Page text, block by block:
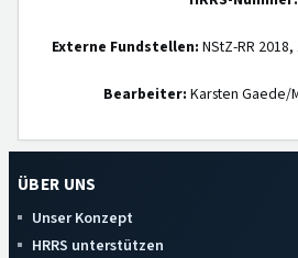
Externe Fundstellen: NStZ-RR
Bearbeiter: Karsten Gaede/
ÜBER UNS
Unser Konzept
HRRS unterstützen